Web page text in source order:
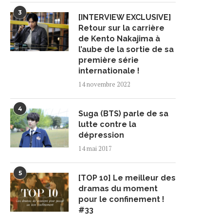
3
[INTERVIEW EXCLUSIVE]
Retour sur la carrière
de Kento Nakajima à
l’aube de la sortie de sa
première série
internationale !
14 novembre 2022
4
Suga (BTS) parle de sa
lutte contre la
dépression
14 mai 2017
5
[TOP 10] Le meilleur des
dramas du moment
pour le confinement !
#33